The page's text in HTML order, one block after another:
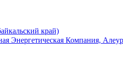
край)
Энергетическая Компания,